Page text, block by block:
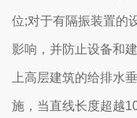
位;对于有隔振装置的
影响，并防止设备和
上高层建筑的给排水
施，当直线长度超越